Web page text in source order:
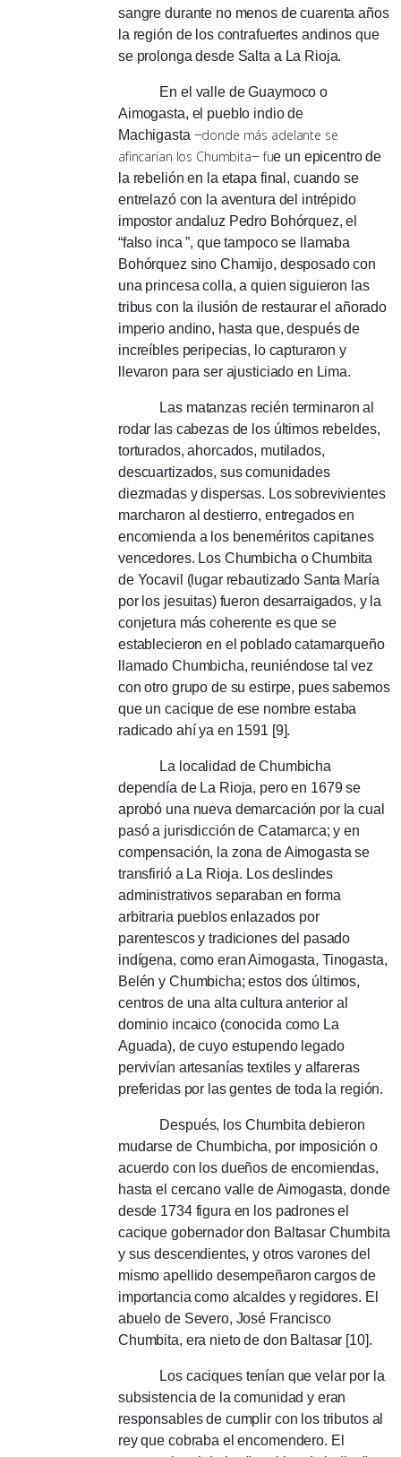
sangre durante no menos de cuarenta años
la región de los contrafuertes andinos que
se prolonga desde Salta a La Rioja.
En el valle de Guaymoco o
Aimogasta, el pueblo indio de
Machigasta −donde más adelante se
afincarían los Chumbita− fue un epicentro de
la rebelión en la etapa final, cuando se
entrelazó con la aventura del intrépido
impostor andaluz Pedro Bohórquez, el
“falso inca ”, que tampoco se llamaba
Bohórquez sino Chamijo, desposado con
una princesa colla, a quien siguieron las
tribus con la ilusión de restaurar el añorado
imperio andino, hasta que, después de
increíbles peripecias, lo capturaron y
llevaron para ser ajusticiado en Lima.
Las matanzas recién terminaron al
rodar las cabezas de los últimos rebeldes,
torturados, ahorcados, mutilados,
descuartizados, sus comunidades
diezmadas y dispersas. Los sobrevivientes
marcharon al destierro, entregados en
encomienda a los beneméritos capitanes
vencedores. Los Chumbicha o Chumbita
de Yocavil (lugar rebautizado Santa María
por los jesuitas) fueron desarraigados, y la
conjetura más coherente es que se
establecieron en el poblado catamarqueño
llamado Chumbicha, reuniéndose tal vez
con otro grupo de su estirpe, pues sabemos
que un cacique de ese nombre estaba
radicado ahí ya en 1591 [9].
La localidad de Chumbicha
dependía de La Rioja, pero en 1679 se
aprobó una nueva demarcación por la cual
pasó a jurisdicción de Catamarca;y en
compensación, la zona de Aimogasta se
transfirió a La Rioja. Los deslindes
administrativos separaban en forma
arbitraria pueblos enlazados por
parentescos y tradiciones del pasado
indígena, como eran Aimogasta, Tinogasta,
Belén y Chumbicha;estos dos últimos,
centros de una alta cultura anterior al
dominio incaico (conocida como La
Aguada), de cuyo estupendo legado
pervivían artesanías textiles y alfareras
preferidas por las gentes de toda la región.
Después, los Chumbita debieron
mudarse de Chumbicha, por imposición o
acuerdo con los dueños de encomiendas,
hasta el cercano valle de Aimogasta, donde
desde 1734 figura en los padrones el
cacique gobernador don Baltasar Chumbita
y sus descendientes, y otros varones del
mismo apellido desempeñaron cargos de
importancia como alcaldes y regidores. El
abuelo de Severo, José Francisco
Chumbita, era nieto de don Baltasar [10].
Los caciques tenían que velar por la
subsistencia de la comunidad y eran
responsables de cumplir con los tributos al
rey que cobraba el encomendero. El